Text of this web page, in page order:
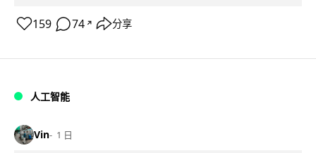
159 74 ↗ 分享
人工智能
Vin 1 日